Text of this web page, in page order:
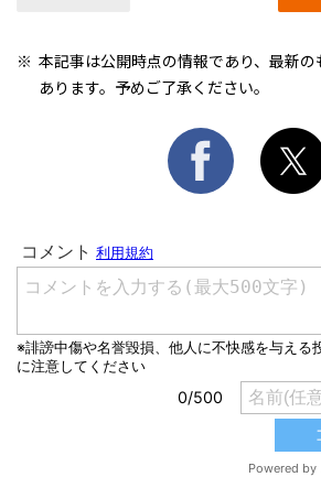
本記事は公開時点の情報であり、最新
あります。予めご了承ください。